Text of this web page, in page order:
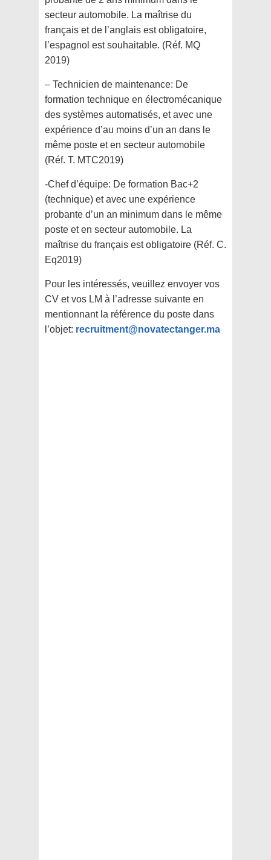
secteur automobile. La maîtrise du
français et de l’anglais est obligatoire,
l’espagnol est souhaitable. (Réf. MQ
2019)
– Technicien de maintenance: De
formation technique en électromécanique
des systèmes automatisés, et avec une
expérience d’au moins d’un an dans le
même poste et en secteur automobile
(Réf. T. MTC2019)
-Chef d’équipe: De formation Bac+2
(technique) et avec une expérience
probante d’un an minimum dans le même
poste et en secteur automobile. La
maîtrise du français est obligatoire (Réf. C.
Eq2019)
Pour les intéressés, veuillez envoyer vos
CV et vos LM à l’adresse suivante en
mentionnant la référence du poste dans
l’objet: recruitment@novatectanger.ma